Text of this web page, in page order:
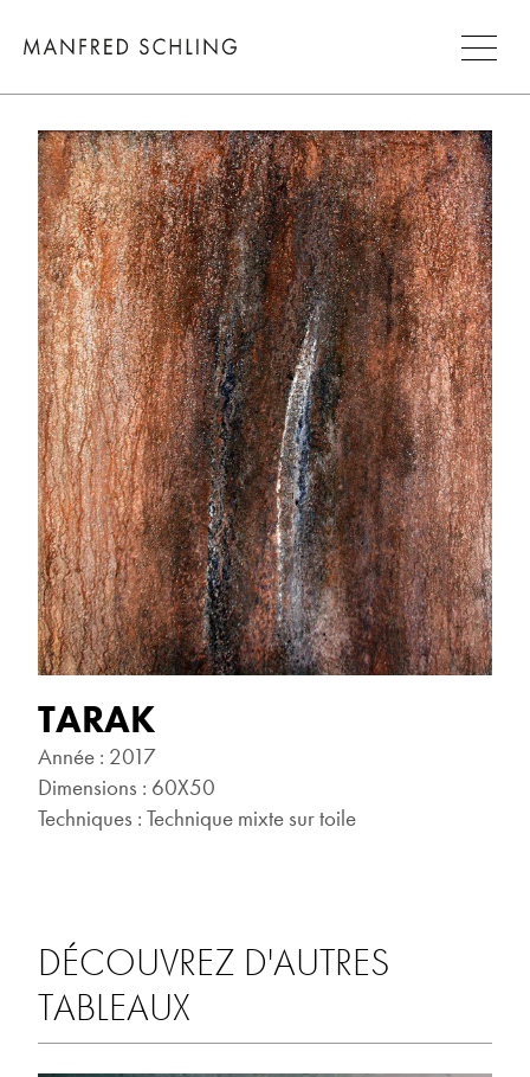
TARAK
Année : 2017
Dimensions : 60X50
Techniques : Technique mixte sur toile
DÉCOUVREZ D'AUTRES
TABLEAUX